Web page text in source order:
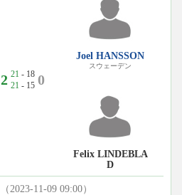
2 21 - 18
21 - 15 0
Joel HANSSON
スウェーデン
Felix LINDEBLA
D
（2023-11-09 09:00）